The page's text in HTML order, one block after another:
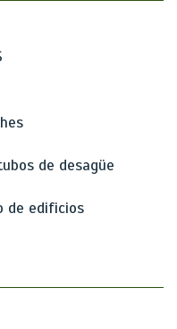
de desagüe
de edificios